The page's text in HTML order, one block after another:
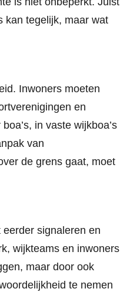
kan tegelijk, maar wat
Inwoners moeten
en
in vaste wijkboa’s
van
de grens gaat, moet
signaleren en
wijkteams en inwoners
maar door ook
te nemen